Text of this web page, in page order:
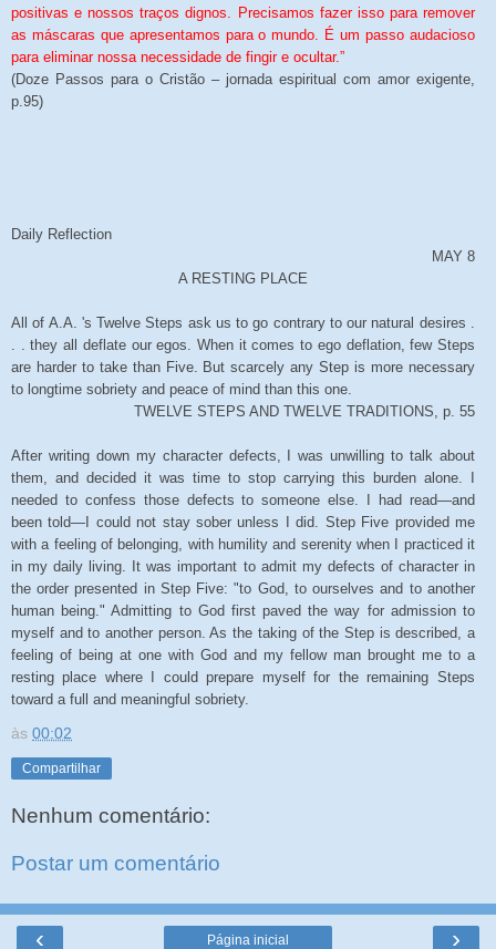
positivas e nossos traços dignos. Precisamos fazer isso para remover
as máscaras que apresentamos para o mundo. É um passo audacioso
para eliminar nossa necessidade de fingir e ocultar.”
(Doze Passos para o Cristão – jornada espiritual com amor exigente,
p.95)
Daily Reflection
MAY 8
A RESTING PLACE
All of A.A. 's Twelve Steps ask us to go contrary to our natural desires .
. . they all deflate our egos. When it comes to ego deflation, few Steps
are harder to take than Five. But scarcely any Step is more necessary
to longtime sobriety and peace of mind than this one.
TWELVE STEPS AND TWELVE TRADITIONS, p. 55
After writing down my character defects, I was unwilling to talk about
them, and decided it was time to stop carrying this burden alone. I
needed to confess those defects to someone else. I had read—and
been told—I could not stay sober unless I did. Step Five provided me
with a feeling of belonging, with humility and serenity when I practiced it
in my daily living. It was important to admit my defects of character in
the order presented in Step Five: "to God, to ourselves and to another
human being." Admitting to God first paved the way for admission to
myself and to another person. As the taking of the Step is described, a
feeling of being at one with God and my fellow man brought me to a
resting place where I could prepare myself for the remaining Steps
toward a full and meaningful sobriety.
às 00:02
Compartilhar
Nenhum comentário:
Postar um comentário
‹ ›
Página inicial